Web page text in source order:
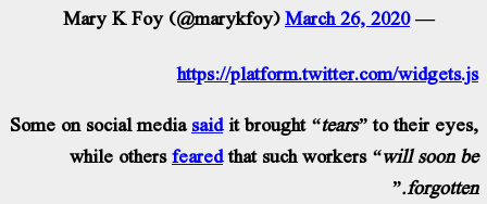
— Mary K Foy (@marykfoy)
March 26, 2020
https://platform.twitter.com/
Some on social mediasaidit brought“tears”to their
while othersfearedthat such workers“will soon